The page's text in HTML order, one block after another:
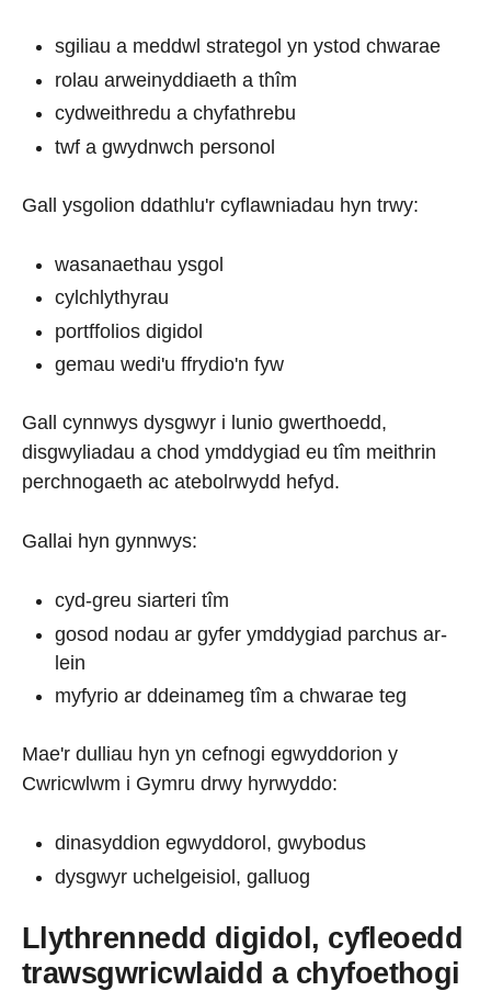
sgiliau a meddwl strategol yn ystod chwarae
rolau arweinyddiaeth a thîm
cydweithredu a chyfathrebu
twf a gwydnwch personol
Gall ysgolion ddathlu'r cyflawniadau hyn trwy:
wasanaethau ysgol
cylchlythyrau
portffolios digidol
gemau wedi'u ffrydio'n fyw
Gall cynnwys dysgwyr i lunio gwerthoedd,
disgwyliadau a chod ymddygiad eu tîm meithrin
perchnogaeth ac atebolrwydd hefyd.
Gallai hyn gynnwys:
cyd-greu siarteri tîm
gosod nodau ar gyfer ymddygiad parchus ar-
lein
myfyrio ar ddeinameg tîm a chwarae teg
Mae'r dulliau hyn yn cefnogi egwyddorion y
Cwricwlwm i Gymru drwy hyrwyddo:
dinasyddion egwyddorol, gwybodus
dysgwyr uchelgeisiol, galluog
Llythrennedd digidol, cyfleoedd
trawsgwricwlaidd a chyfoethogi